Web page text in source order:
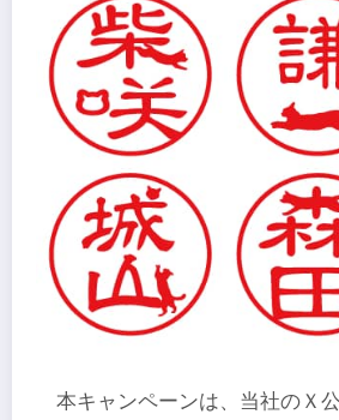
本キャンペーンは、当社のＸ